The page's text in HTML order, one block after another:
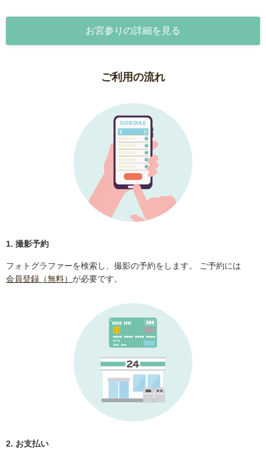
お宮参りの詳細を見る
ご利用の流れ
1. 撮影予約
フォトグラファーを検索し、撮影の予約をします。 ご予約には
会員登録（無料） が必要です。
2. お支払い